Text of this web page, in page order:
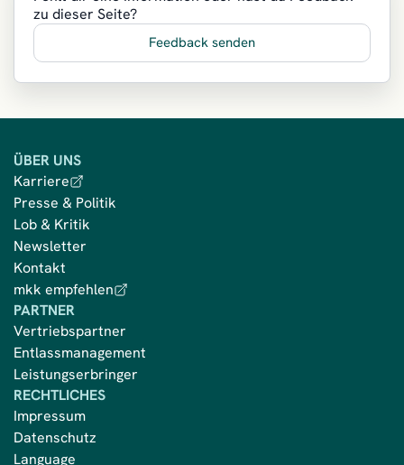
zu dieser Seite?
Feedback senden
ÜBER UNS
Karriere
Presse & Politik
Lob & Kritik
Newsletter
Kontakt
mkk empfehlen
PARTNER
Vertriebspartner
Entlassmanagement
Leistungserbringer
RECHTLICHES
Impressum
Datenschutz
Language